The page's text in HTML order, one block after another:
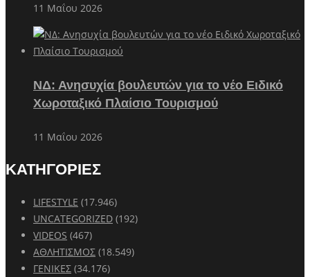
11 Μαΐου 2026
ΝΔ: Ανησυχία βουλευτών για το νέο Ειδικό
Χωροταξικό Πλαίσιο Τουρισμού
11 Μαΐου 2026
ΚΑΤΗΓΟΡΙΕΣ
LIFESTYLE (17.946)
UNCATEGORIZED (192)
VIDEOS (467)
ΑΘΛΗΤΙΣΜΟΣ (18.549)
ΓΕΝΙΚΕΣ (34.176)